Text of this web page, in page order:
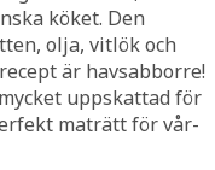
köket. Den
olja, vitlök och
är havsabborre!
uppskattad för
maträtt för vår-